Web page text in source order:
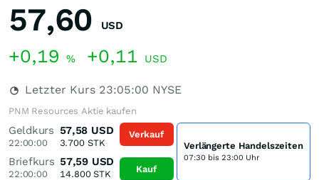
57,60 USD
+0,19 % +0,11 USD
Letzter Kurs 23:05:00 NYSE
PNM Resources Aktie kaufen
Geldkurs
22:00:00
57,58 USD
3.700STK
Briefkurs
22:00:00
57,59 USD
14.800STK
Verkauf
Kauf
Verlängerte Handelszeiten
07:30 bis 23:00 Uhr